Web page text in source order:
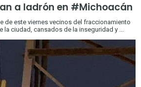
a ladrón en #Michoacán
de este viernes vecinos del fraccionamiento
ciudad, cansados de la inseguridad y ...